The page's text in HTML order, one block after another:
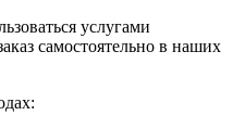
услугами
самостоятельно в наших